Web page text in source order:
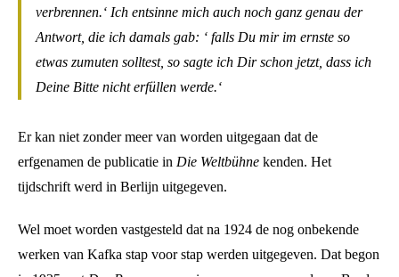
verbrennen.‘ Ich entsinne mich auch noch ganz genau der
Antwort, die ich damals gab: ‘ falls Du mir im ernste so
etwas zumuten solltest, so sagte ich Dir schon jetzt, dass ich
Deine Bitte nicht erfüllen werde.‘
Er kan niet zonder meer van worden uitgegaan dat de
erfgenamen de publicatie in Die Weltbühne kenden. Het
tijdschrift werd in Berlijn uitgegeven.
Wel moet worden vastgesteld dat na 1924 de nog onbekende
werken van Kafka stap voor stap werden uitgegeven. Dat begon